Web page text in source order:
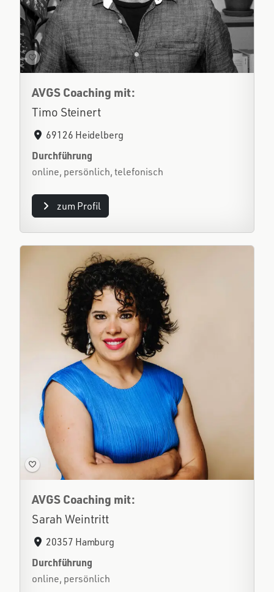
AVGS Coaching mit:
Timo Steinert
69126 Heidelberg
Durchführung
online, persönlich, telefonisch
zum Profil
AVGS Coaching mit:
Sarah Weintritt
20357 Hamburg
Durchführung
online, persönlich